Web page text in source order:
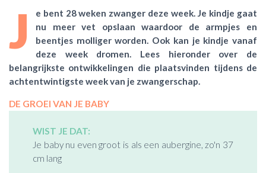
J
e bent 28 weken zwanger deze week. Je kindje gaat
nu meer vet opslaan waardoor de armpjes en
beentjes molliger worden. Ook kan je kindje vanaf
deze week dromen. Lees hieronder over de
belangrijkste ontwikkelingen die plaatsvinden tijdens de
achtentwintigste week van je zwangerschap.
DE GROEI VAN JE BABY
WIST JE DAT:
Je baby nu even groot is als een aubergine, zo'n 37
cm lang